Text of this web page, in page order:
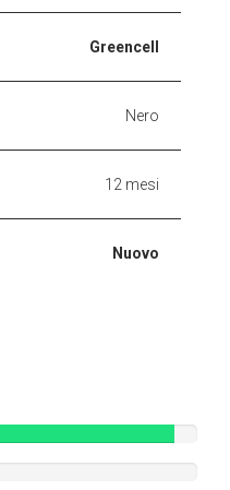
Greencell
Nero
12 mesi
Nuovo